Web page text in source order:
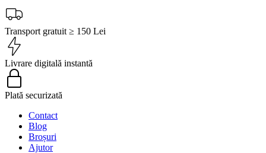
Transport gratuit ≥ 150 Lei
Livrare digitală instantă
Plată securizată
Contact
Blog
Broșuri
Ajutor